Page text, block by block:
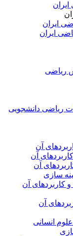
ایران
ایران
ریاضی
ریاضی دانشجویی
آن
آن
آن
سازی
و کاربردهای آن
آن
انسانی